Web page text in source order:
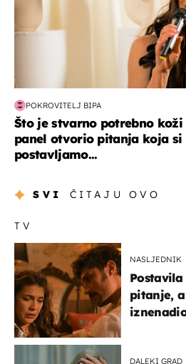
POKROVITELJ BIPA
Što je stvarno potrebno
panel otvorio pitanja koja si
postavljamo...
SVI ČITAJU OVO
TV
NASLJEDNIK
pitanje,
DALEKI GRAD